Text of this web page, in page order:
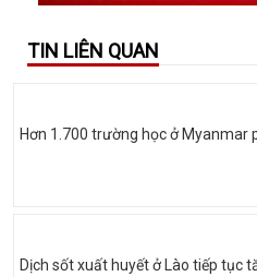
TIN LIÊN QUAN
Hơn 1.700 trường học ở Myanmar
Dịch sốt xuất huyết ở Lào tiếp tục